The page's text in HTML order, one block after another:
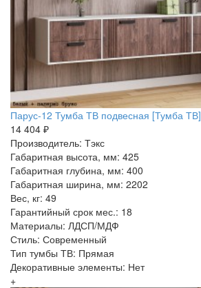
Парус-12 Тумба ТВ подвесная [Тумба ТВ]
14 404 ₽
Производитель: Тэкс
Габаритная высота, мм: 425
Габаритная глубина, мм: 400
Габаритная ширина, мм: 2202
Вес, кг: 49
Гарантийный срок мес.: 18
Материалы: ЛДСП/МДФ
Стиль: Современный
Тип тумбы ТВ: Прямая
Декоративные элементы: Нет
+